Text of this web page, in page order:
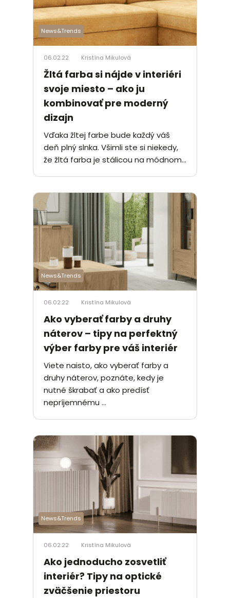
News&Trends
06.02.22 Kristína Mikulová
Žltá farba si nájde v interiéri
svoje miesto – ako ju
kombinovať pre moderný
dizajn
Vďaka žltej farbe bude každý váš
deň plný slnka. Všimli ste si niekedy,
že žltá farba je stálicou na módnom...
News&Trends
06.02.22 Kristína Mikulová
Ako vyberať farby a druhy
náterov – tipy na perfektný
výber farby pre váš interiér
Viete naisto, ako vyberať farby a
druhy náterov, poznáte, kedy je
nutné škrabať a ako predísť
nepríjemnému ...
News&Trends
06.02.22 Kristína Mikulová
Ako jednoducho zosvetliť
interiér? Tipy na optické
zväčšenie priestoru